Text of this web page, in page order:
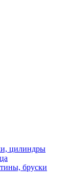
цилиндры
бруски